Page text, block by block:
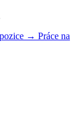
→ Práce na